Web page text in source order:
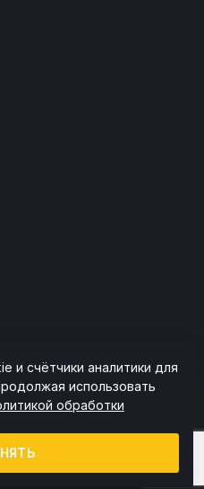
и счётчики аналитики для
использовать
обработки